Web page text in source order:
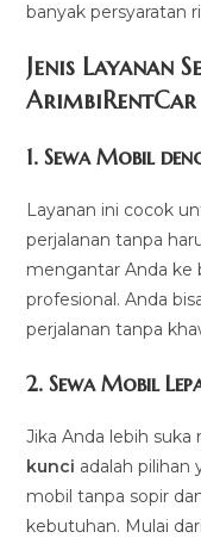
banyak persyaratan
Jenis Layanan
ArimbiRentCar
1.Sewa Mobil
Layanan ini cocok
perjalanan tanpa
mengantar Anda ke
profesional. Anda
perjalanan tanpa
2.Sewa Mobil
Jika Anda lebih
kunci adalah pilihan
mobil tanpa sopir
kebutuhan. Mulai